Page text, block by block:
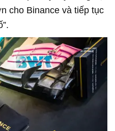
cho Binance và tiếp tục